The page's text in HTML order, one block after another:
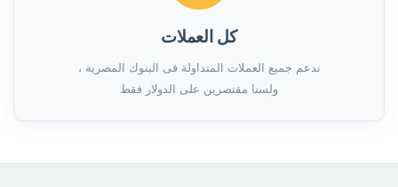
كل العملات
ندعم جميع العملات المتداولة فى البنوك المصرية ،
ولسنا مقتصرين على الدولار فقط